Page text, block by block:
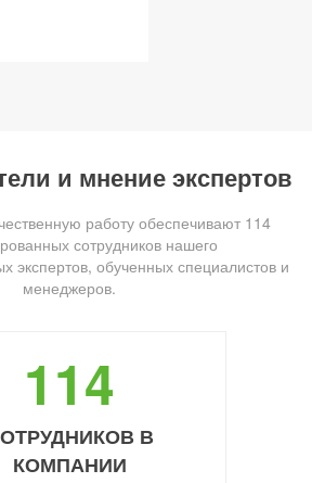
и мнение экспертов
работу обеспечивают 114
сотрудников нашего
экспертов, обученных специалистов и
менеджеров.
114
В
КОМПАНИИ